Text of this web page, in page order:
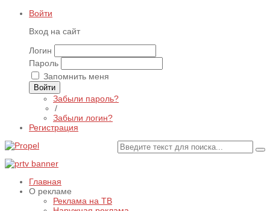
Войти
Вход на сайт
Логин
Пароль
Запомнить меня
Войти
Забыли пароль?
/
Забыли логин?
Регистрация
Главная
О рекламе
Реклама на ТВ